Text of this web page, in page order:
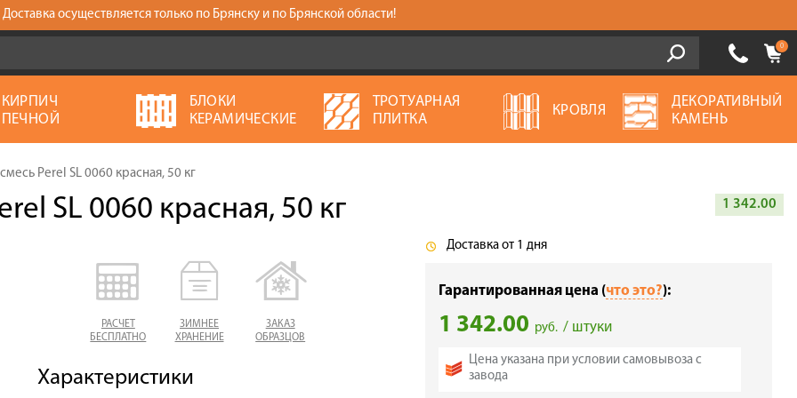
Доставка осуществляется только по Брянску и по Брянской области!
0
КИРПИЧ
ПЕЧНОЙ
БЛОКИ
КЕРАМИЧЕСКИЕ
ТРОТУАРНАЯ
ПЛИТКА
КРОВЛЯ
ДЕКОРАТИВНЫЙ
КАМЕНЬ
Perel SL 0060 красная, 50 кг
SL 0060 красная, 50 кг 1 342.00
РАСЧЕТ
БЕСПЛАТНО
ЗИМНЕЕ
ХРАНЕНИЕ
ЗАКАЗ
ОБРАЗЦОВ
Характеристики
Доставка от 1 дня
Гарантированная цена (что это?):
1 342.00 руб. / штуки
Цена указана при условии самовывоза с
завода